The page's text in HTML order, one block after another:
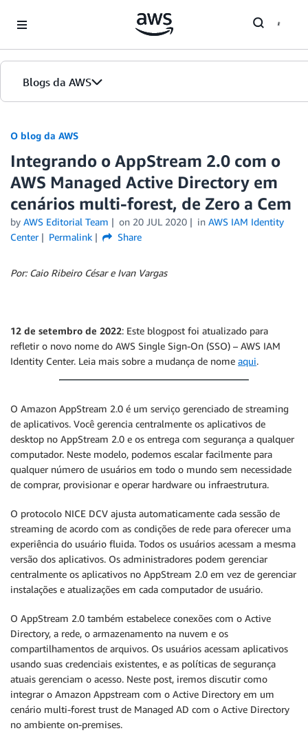
Blogs da AWS
Página inicial
Edições
O blog da AWS
Integrando o AppStream 2.0 com o
AWS Managed Active Directory em
cenários multi-forest, de Zero a Cem
by AWS Editorial Team on 20 JUL 2020 in AWS IAM Identity
Center
Permalink Share
Por: Caio Ribeiro César e Ivan Vargas
12 de setembro de 2022: Este blogpost foi atualizado para
refletir o novo nome do AWS Single Sign-On (SSO) – AWS IAM
Identity Center. Leia mais sobre a mudança de nome aqui.
O Amazon AppStream 2.0 é um serviço gerenciado de streaming
de aplicativos. Você gerencia centralmente os aplicativos de
desktop no AppStream 2.0 e os entrega com segurança a qualquer
computador. Neste modelo, podemos escalar facilmente para
qualquer número de usuários em todo o mundo sem necessidade
de comprar, provisionar e operar hardware ou infraestrutura.
O protocolo NICE DCV ajusta automaticamente cada sessão de
streaming de acordo com as condições de rede para oferecer uma
experiência do usuário fluida. Todos os usuários acessam a mesma
versão dos aplicativos. Os administradores podem gerenciar
centralmente os aplicativos no AppStream 2.0 em vez de gerenciar
instalações e atualizações em cada computador de usuário.
O AppStream 2.0 também estabelece conexões com o Active
Directory, a rede, o armazenamento na nuvem e os
compartilhamentos de arquivos. Os usuários acessam aplicativos
usando suas credenciais existentes, e as políticas de segurança
atuais gerenciam o acesso. Neste post, iremos discutir como
integrar o Amazon Appstream com o Active Directory em um
cenário multi-forest trust de Managed AD com o Active Directory
no ambiente on-premises.